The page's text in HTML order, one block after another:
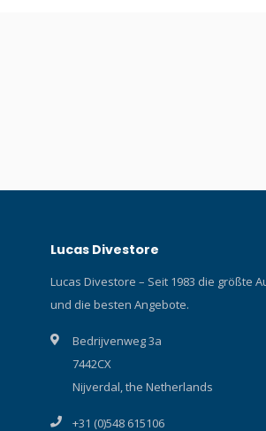
Lucas Divestore
Lucas Divestore – Seit 1983 die größte
und die besten Angebote.
Bedrijvenweg 3a
7442CX
Nijverdal, the Netherlands
+31 (0)548 615106